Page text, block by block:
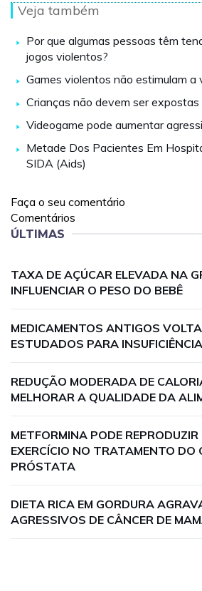
Veja também
Por que algumas pessoas têm
jogos violentos?
Games violentos não estimulam a
Crianças não devem ser expostas
Videogame pode aumentar
Metade Dos Pacientes Em
SIDA (Aids)
Faça o seu comentário
Comentários
ÚLTIMAS
TAXA DE AÇÚCAR ELEVADA NA
INFLUENCIAR O PESO DO BEBÊ
MEDICAMENTOS ANTIGOS
ESTUDADOS PARA
REDUÇÃO MODERADA DE
MELHORAR A QUALIDADE DA
METFORMINA PODE
EXERCÍCIO NO TRATAMENTO DO
PRÓSTATA
DIETA RICA EM GORDURA
AGRESSIVOS DE CÂNCER DE